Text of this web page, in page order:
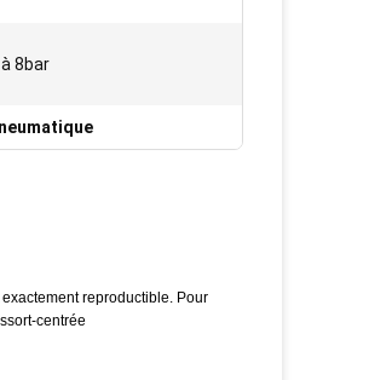
8bar
reproductible. Pour
centrée